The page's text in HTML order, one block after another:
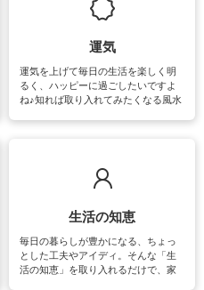
運気
運気を上げて毎日の生活を楽しく明
るく、ハッピーに過ごしたいですよ
ね♪知れば取り入れてみたくなる風水
生活の知恵
毎日の暮らしが豊かになる、ちょっ
とした工夫やアイディ。そんな「生
活の知恵」を取り入れるだけで、家